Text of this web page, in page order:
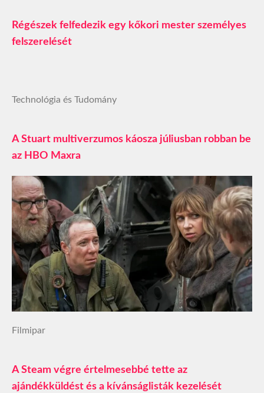
Régészek felfedezik egy kőkori mester személyes
felszerelését
Technológia és Tudomány
A Stuart multiverzumos káosza júliusban robban be
az HBO Maxra
Filmipar
A Steam végre értelmesebbé tette az
ajándékküldést és a kívánságlisták kezelését